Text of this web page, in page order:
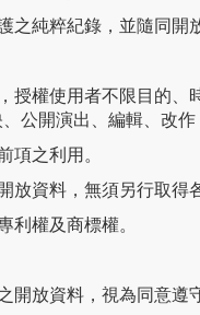
之純粹紀錄，並隨同開
授權使用者不限目的
公開演出、編輯、改
之利用。
放資料，無須另行取得
權及商標權。
開放資料，視為同意遵